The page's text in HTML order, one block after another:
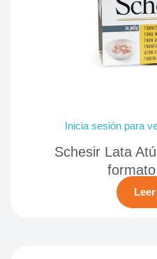
Inicia sesión para
Schesir Lata